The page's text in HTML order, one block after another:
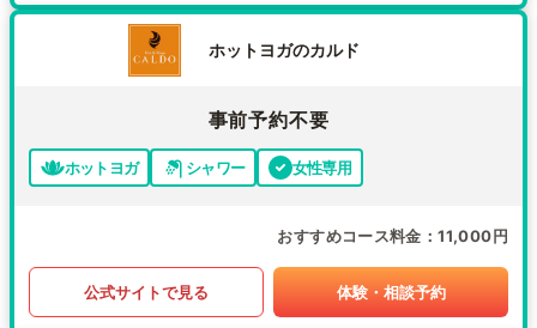
ホットヨガのカルド
事前予約不要
ホットヨガ シャワー 女性専用
おすすめコース料金 11,000円
公式サイトで見る 体験・相談予約